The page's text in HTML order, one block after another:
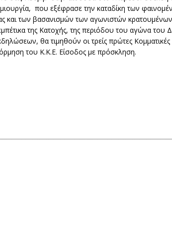
που εξέφρασε την καταδίκη των
και των βασανισμών των αγωνιστών
της Κατοχής, της περιόδου του αγώνα του
θα τιμηθούν οι τρείς πρώτες
του Κ.Κ.Ε. Είσοδος με πρόσκληση.